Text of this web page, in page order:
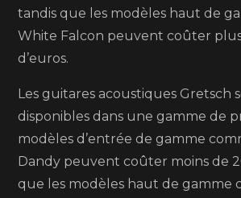
tandis que les modèles haut de
White Falcon peuvent coûter
d’euros.
Les guitares acoustiques Gretsch
disponibles dans une gamme de
modèles d’entrée de gamme
Dandy peuvent coûter moins de
que les modèles haut de gamme